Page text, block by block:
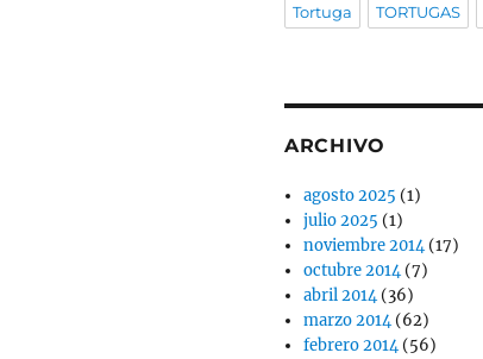
Tortuga TORTUGAS
ARCHIVO
agosto 2025 (1)
julio 2025 (1)
noviembre 2014(17)
octubre 2014(7)
abril 2014(36)
marzo 2014(62)
febrero 2014(56)